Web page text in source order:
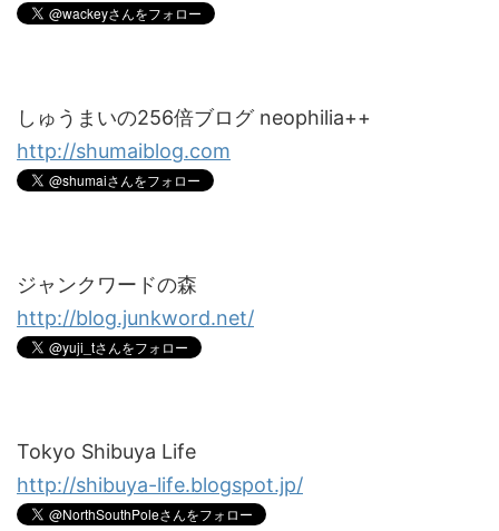
しゅうまいの256倍ブログ neophilia++
http://shumaiblog.com
ジャンクワードの森
http://blog.junkword.net/
Tokyo Shibuya Life
http://shibuya-life.blogspot.jp/